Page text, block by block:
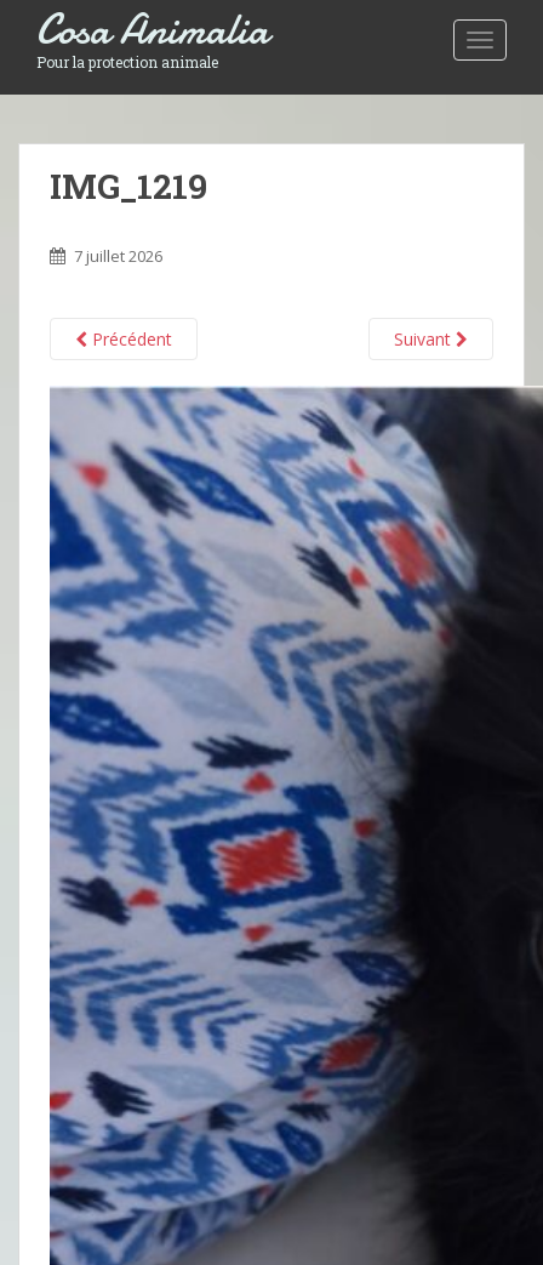
Toggle
Cosa Animalia
Pour la protection animale
IMG_1219
7 juillet 2026
Précédent Suivant